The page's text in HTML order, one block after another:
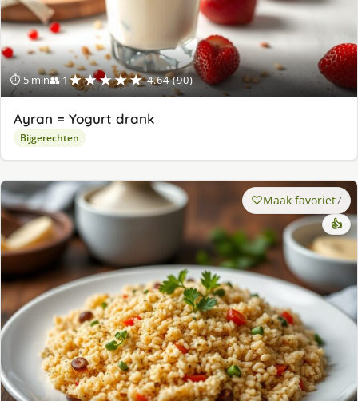
⏱ 5 min👥 1★★★★★ 4.64 (90)
Ayran = Yogurt drank
Bijgerechten
Maak favoriet7
👍